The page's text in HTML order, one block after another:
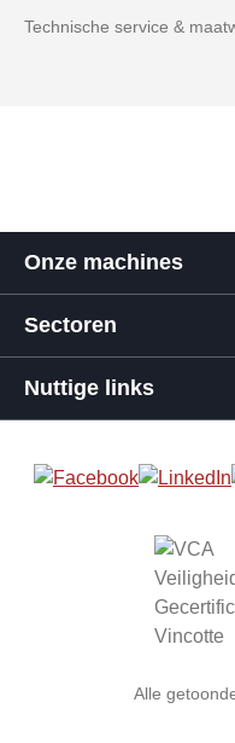
Technische service &
Onze machines
Sectoren
Nuttige links
Alle